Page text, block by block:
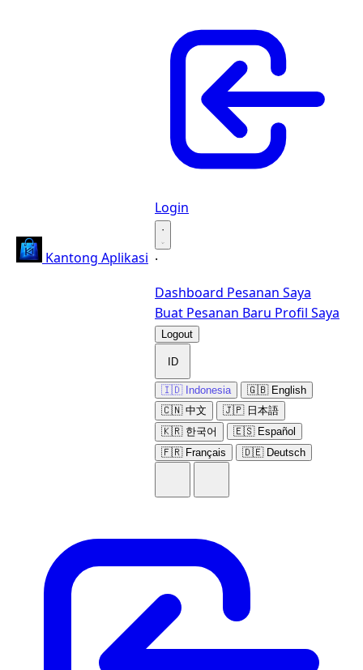
Kantong Aplikasi
Login
·
·
Dashboard Pesanan Saya
Buat Pesanan Baru Profil Saya
Logout
ID
🇮🇩 Indonesia
🇬🇧 English
🇨🇳 中文
🇯🇵 日本語
🇰🇷 한국어
🇪🇸 Español
🇫🇷 Français
🇩🇪 Deutsch